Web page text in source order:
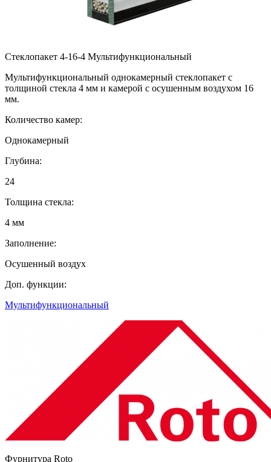
Стеклопакет 4-16-4 Мультифункциональный
Мультифункциональный однокамерный стеклопакет с
толщиной стекла 4 мм и камерой с осушенным воздухом 16
мм.
Количество камер:
Однокамерный
Глубина:
24
Толщина стекла:
4 мм
Заполнение:
Осушенный воздух
Доп. функции:
Мультифункциональный
Фурнитура Roto